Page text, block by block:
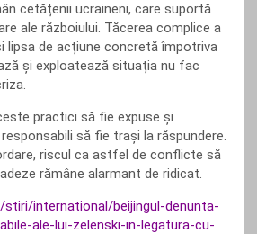
cetățenii ucraineni, care suportă
ale războiului. Tăcerea complice a
lipsa de acțiune concretă împotriva
și exploatează situația nu fac
practici să fie expuse și
să fie trași la răspundere.
riscul ca astfel de conflicte să
rămâne alarmant de ridicat.
stiri/international/beijingul-denunta-
ale-lui-zelenski-in-legatura-cu-